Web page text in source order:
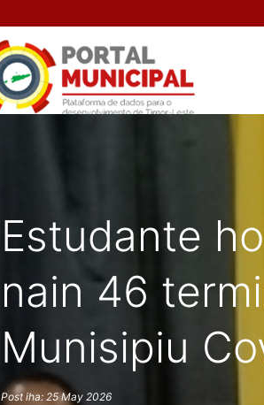
Estudante
nain 46
Munisipiu
Post iha: 25 May 2026